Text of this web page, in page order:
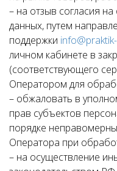
– на отзыв согласия
данных, путем
поддержки
личном кабинете в
(соответствующего
Оператором для
– обжаловать в
прав субъектов
порядке
Оператора при
– на осуществление